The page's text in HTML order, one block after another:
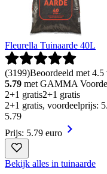
Fleurella Tuinaarde 40L
(3199)Beoordeeld met
5.79 met GAMMA
2+1 gratis2+1 gratis
2+1 gratis, voordeelprijs:
5.79
Prijs: 5.79 euro
Bekijk alles in tuinaarde